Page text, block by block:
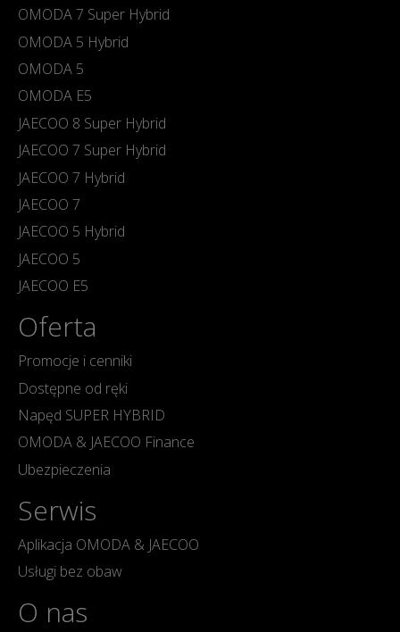
OMODA 7 Super Hybrid
OMODA 5 Hybrid
OMODA 5
OMODA E5
JAECOO 8 Super Hybrid
JAECOO 7 Super Hybrid
JAECOO 7 Hybrid
JAECOO 7
JAECOO 5 Hybrid
JAECOO 5
JAECOO E5
Oferta
Promocje i cenniki
Dostępne od ręki
Napęd SUPER HYBRID
OMODA & JAECOO Finance
Ubezpieczenia
Serwis
Aplikacja OMODA & JAECOO
Usługi bez obaw
O nas